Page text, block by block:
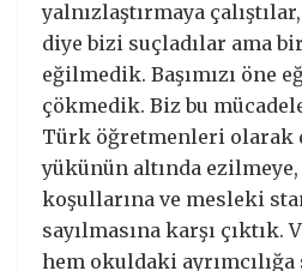
yalnızlaştırmaya
diye bizi suçladılar ama
eğilmedik. Başımızı öne
çökmedik. Biz bu
Türk öğretmenleri olarak
yükünün altında
koşullarına ve mesleki
sayılmasına karşı çıktık.
hem okuldaki